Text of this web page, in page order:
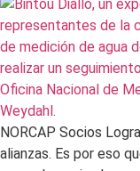
NORCAP Socios
alianzas. Es por eso